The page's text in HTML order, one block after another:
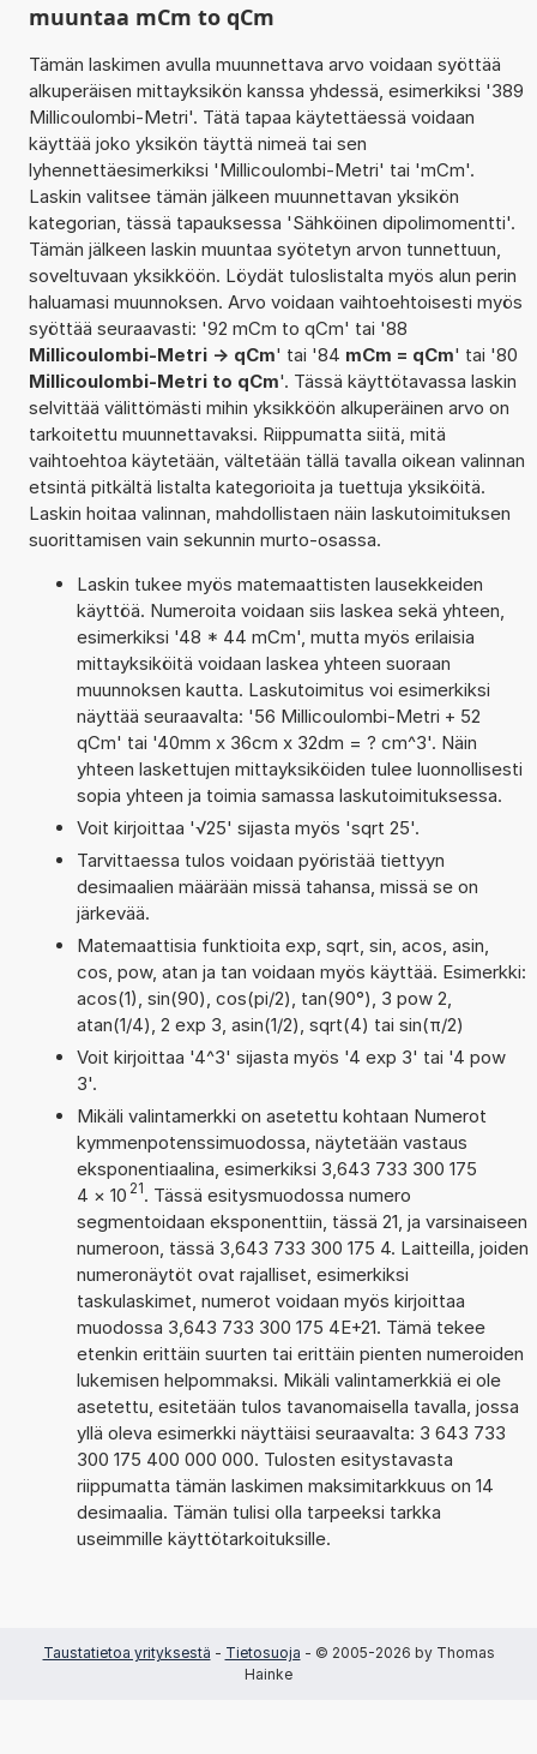
muuntaa mCm to qCm
Tämän laskimen avulla muunnettava arvo voidaan syöttää
alkuperäisen mittayksikön kanssa yhdessä, esimerkiksi '389
Millicoulombi-Metri'. Tätä tapaa käytettäessä voidaan
käyttää joko yksikön täyttä nimeä tai sen
lyhennettäesimerkiksi 'Millicoulombi-Metri' tai 'mCm'.
Laskin valitsee tämän jälkeen muunnettavan yksikön
kategorian, tässä tapauksessa 'Sähköinen dipolimomentti'.
Tämän jälkeen laskin muuntaa syötetyn arvon tunnettuun,
soveltuvaan yksikköön. Löydät tuloslistalta myös alun perin
haluamasi muunnoksen. Arvo voidaan vaihtoehtoisesti myös
syöttää seuraavasti: '92 mCm to qCm' tai '88
Millicoulombi-Metri -> qCm' tai '84 mCm = qCm' tai '80
Millicoulombi-Metri to qCm'. Tässä käyttötavassa laskin
selvittää välittömästi mihin yksikköön alkuperäinen arvo on
tarkoitettu muunnettavaksi. Riippumatta siitä, mitä
vaihtoehtoa käytetään, vältetään tällä tavalla oikean valinnan
etsintä pitkältä listalta kategorioita ja tuettuja yksiköitä.
Laskin hoitaa valinnan, mahdollistaen näin laskutoimituksen
suorittamisen vain sekunnin murto-osassa.
Laskin tukee myös matemaattisten lausekkeiden
käyttöä. Numeroita voidaan siis laskea sekä yhteen,
esimerkiksi '48 * 44 mCm', mutta myös erilaisia
mittayksiköitä voidaan laskea yhteen suoraan
muunnoksen kautta. Laskutoimitus voi esimerkiksi
näyttää seuraavalta: '56 Millicoulombi-Metri + 52
qCm' tai '40mm x 36cm x 32dm = ? cm^3'. Näin
yhteen laskettujen mittayksiköiden tulee luonnollisesti
sopia yhteen ja toimia samassa laskutoimituksessa.
Voit kirjoittaa '√25' sijasta myös 'sqrt 25'.
Tarvittaessa tulos voidaan pyöristää tiettyyn
desimaalien määrään missä tahansa, missä se on
järkevää.
Matemaattisia funktioita exp, sqrt, sin, acos, asin,
cos, pow, atan ja tan voidaan myös käyttää. Esimerkki:
acos(1), sin(90), cos(pi/2), tan(90°), 3 pow 2,
atan(1/4), 2 exp 3, asin(1/2), sqrt(4) tai sin(π/2)
Voit kirjoittaa '4^3' sijasta myös '4 exp 3' tai '4 pow
3'.
Mikäli valintamerkki on asetettu kohtaan Numerot
kymmenpotenssimuodossa, näytetään vastaus
eksponentiaalina, esimerkiksi 3,643 733 300 175
4 × 10 21. Tässä esitysmuodossa numero
segmentoidaan eksponenttiin, tässä 21, ja varsinaiseen
numeroon, tässä 3,643 733 300 175 4. Laitteilla, joiden
numeronäytöt ovat rajalliset, esimerkiksi
taskulaskimet, numerot voidaan myös kirjoittaa
muodossa 3,643 733 300 175 4E+21. Tämä tekee
etenkin erittäin suurten tai erittäin pienten numeroiden
lukemisen helpommaksi. Mikäli valintamerkkiä ei ole
asetettu, esitetään tulos tavanomaisella tavalla, jossa
yllä oleva esimerkki näyttäisi seuraavalta: 3 643 733
300 175 400 000 000. Tulosten esitystavasta
riippumatta tämän laskimen maksimitarkkuus on 14
desimaalia. Tämän tulisi olla tarpeeksi tarkka
useimmille käyttötarkoituksille.
Taustatietoa yrityksestä - Tietosuoja - © 2005-2026 by Thomas
Hainke